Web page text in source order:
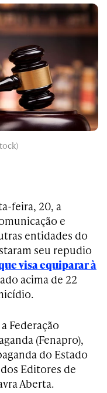
feira, 20, a
e
entidades do
seu repudio
visa equiparar à
acima de 22
Federação
(Fenapro),
do Estado
Editores de
Aberta.